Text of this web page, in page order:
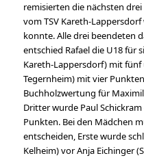
remisierten die nächsten
vom TSV Kareth-
konnte. Alle drei beendeten
entschied Rafael die U18 für
Kareth-Lappersdorf) mit fünf
Tegernheim) mit vier
Buchholzwertung für
Dritter wurde Paul
Punkten. Bei den Mädchen
entscheiden, Erste wurde
Kelheim) vor Anja Eichinger